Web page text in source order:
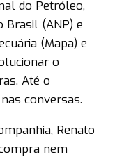
do Petróleo,
Brasil (ANP) e
(Mapa) e
o
Até o
conversas.
Renato
nem